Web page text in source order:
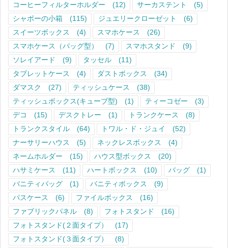
コーヒーフィルターホルダー
(12) サーカステント
(5)
シャポーの小箱
(115) ジュエリークローゼット
(6)
スイーツボックス
(4) スマホケース
(26)
スマホケース（バッグ型）
(7) スマホスタンド
(9)
ソレイアード
(9) タッセル
(11)
タブレットケース
(4) ダストボックス
(34)
ダマスク
(27) ティッシュケース
(38)
ティッシュボックス(キューブ型)
(1) ティーコゼー
(3)
デコ
(15) デスクトレー (1) トランクケース
(8)
トランクスタイル
(64) トワル・ド・ジュイ
(52)
ナーサリーハウス
(5) ネックレスボックス
(4)
ネームホルダー
(15) ハウス型ボックス
(20)
ハサミケース
(11) ハートボックス (10) バッグ
(1)
バニティバッグ
(1) バニティボックス
(9)
パスケース
(6) ファイルボックス
(16)
ファブリックパネル
(8) フォトスタンド
(16)
フォトスタンド(２面タイプ）
(17)
フォトスタンド(３面タイプ）
(8)